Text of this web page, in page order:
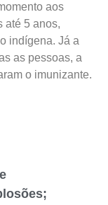
aos
até 5 anos,
indígena. Já a
as pessoas, a
o imunizante.